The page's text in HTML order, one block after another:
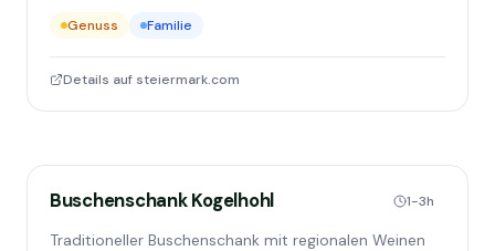
Genuss Familie
Details auf steiermark.com
Buschenschank Kogelhohl 1-3h
Traditioneller Buschenschank mit regionalen Weinen